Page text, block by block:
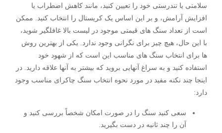
سلامتی یا تندرستی خود را تعیین کنید، مانند کاهش اضطراب یا
افزایش آرامش، و بر این اساس یک کریستال را انتخاب کنید. ممکن
است از تعداد سنگ های قیمتی موجود در لیست بالا غافلگیر شوید،
با این حال، هیچ چیز برای نگرانی وجود ندارد. یکی از بهترین روش
ها برای انتخاب سنگ های مناسب این است که از شهود خود
استفاده کنید و به سراغ آنهایی بروید که بیشتر به آنها علاقه دارید. در
اینجا چند نکته مفید در مورد نحوه انتخاب سنگ چاکرای مناسب وجود
دارد:
سعی کنید سنگ را در صورت امکان شخصاً بررسی کنید و
آن را چند ثانیه در دست بگیرید.